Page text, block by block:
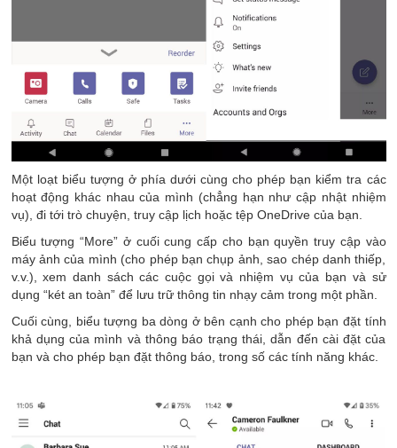
Một loạt biểu tượng ở phía dưới cùng cho phép bạn kiểm tra các
hoạt động khác nhau của mình (chẳng hạn như cập nhật nhiệm
vụ), đi tới trò chuyện, truy cập lịch hoặc tệp OneDrive của bạn.
Biểu tượng “More” ở cuối cung cấp cho bạn quyền truy cập vào
máy ảnh của mình (cho phép bạn chụp ảnh, sao chép danh thiếp,
v.v.), xem danh sách các cuộc gọi và nhiệm vụ của bạn và sử
dụng “két an toàn” để lưu trữ thông tin nhạy cảm trong một phần.
Cuối cùng, biểu tượng ba dòng ở bên cạnh cho phép bạn đặt tính
khả dụng của mình và thông báo trạng thái, dẫn đến cài đặt của
bạn và cho phép bạn đặt thông báo, trong số các tính năng khác.